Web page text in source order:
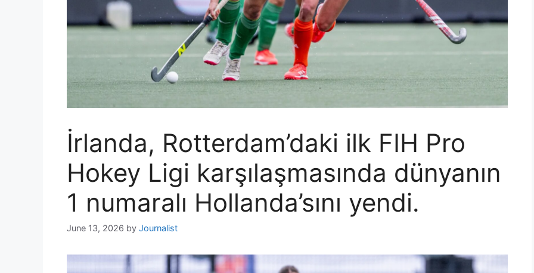
İrlanda, Rotterdam’daki ilk FIH Pro
Hokey Ligi karşılaşmasında dünyanın
1 numaralı Hollanda’sını yendi.
June 13, 2026 by Journalist